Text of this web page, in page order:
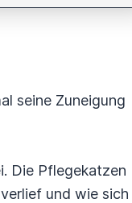
seine Zuneigung
Die Pflegekatzen
und wie sich